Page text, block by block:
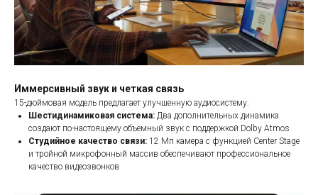
Иммерсивный звук и четкая связь
15-дюймовая модель предлагает улучшенную аудиосистему:
Шестидинамиковая система: Два дополнительных динамика
создают по-настоящему объемный звук с поддержкой Dolby Atmos
Студийное качество связи: 12 Мп камера с функцией Center Stage
и тройной микрофонный массив обеспечивают профессиональное
качество видеозвонков